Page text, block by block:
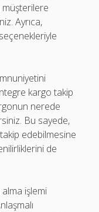
müşterilere
Ayrıca,
kargo takip
nerede
Bu sayede,
edebilmesine
de
işlemi